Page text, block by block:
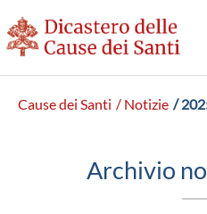
Cause dei Santi / Notizie /
Archivio